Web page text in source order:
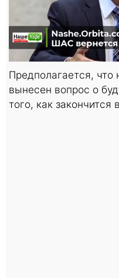
Предполагается, что
вынесен вопрос о
того, как закончится